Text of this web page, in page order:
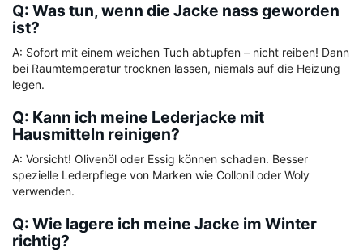
Q: Was tun, wenn die Jacke nass geworden
ist?
A: Sofort mit einem weichen Tuch abtupfen – nicht reiben! Dann
bei Raumtemperatur trocknen lassen, niemals auf die Heizung
legen.
Q: Kann ich meine Lederjacke mit
Hausmitteln reinigen?
A: Vorsicht! Olivenöl oder Essig können schaden. Besser
spezielle Lederpflege von Marken wie Collonil oder Woly
verwenden.
Q: Wie lagere ich meine Jacke im Winter
richtig?